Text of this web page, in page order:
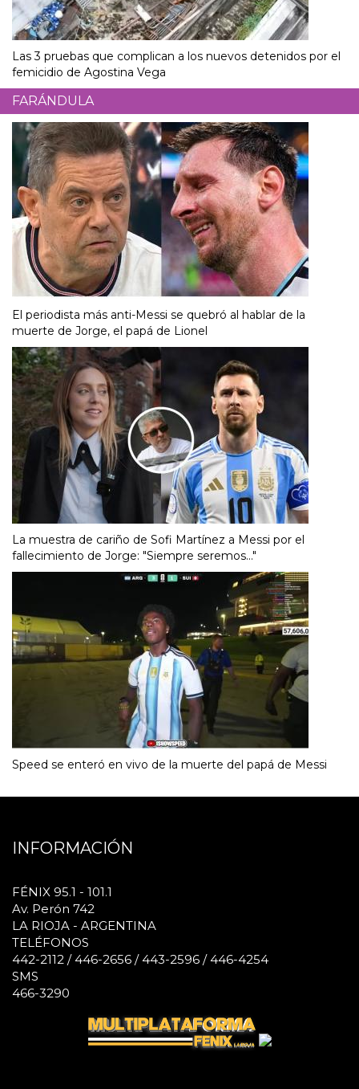
Las 3 pruebas que complican a los nuevos detenidos por el
femicidio de Agostina Vega
FARÁNDULA
El periodista más anti-Messi se quebró al hablar de la
muerte de Jorge, el papá de Lionel
La muestra de cariño de Sofi Martínez a Messi por el
fallecimiento de Jorge: "Siempre seremos..."
Speed se enteró en vivo de la muerte del papá de Messi
INFORMACIÓN
FÉNIX 95.1 - 101.1
Av. Perón 742
LA RIOJA - ARGENTINA
TELÉFONOS
442-2112 / 446-2656 / 443-2596 / 446-4254
SMS
466-3290